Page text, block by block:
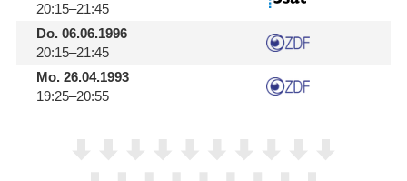
20:15–21:45
Do.06.06.1996
20:15–21:45
Mo.26.04.1993
19:25–20:55